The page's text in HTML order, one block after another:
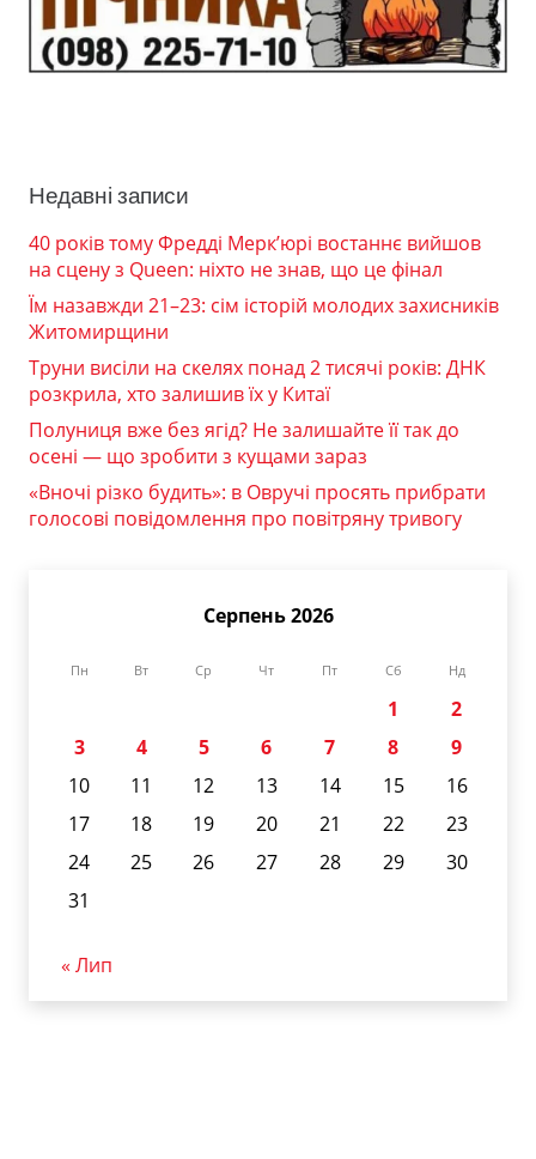
Недавні записи
40 років тому Фредді Мерк’юрі востаннє вийшов
на сцену з Queen: ніхто не знав, що це фінал
Їм назавжди 21–23: сім історій молодих захисників
Житомирщини
Труни висіли на скелях понад 2 тисячі років: ДНК
розкрила, хто залишив їх у Китаї
Полуниця вже без ягід? Не залишайте її так до
осені — що зробити з кущами зараз
«Вночі різко будить»: в Овручі просять прибрати
голосові повідомлення про повітряну тривогу
Серпень 2026
Пн Вт Ср Чт Пт Сб Нд
1
2
3
4 5 6 7 8
9
10
11 12 13 14 15
16
17
18 19 20 21 22
23
24
25 26 27 28 29
30
31
« Лип